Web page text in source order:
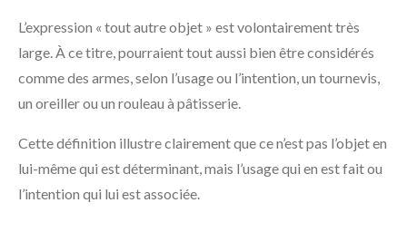
L’expression « tout autre objet » est volontairement très
large. À ce titre, pourraient tout aussi bien être considérés
comme des armes, selon l’usage ou l’intention, un tournevis,
un oreiller ou un rouleau à pâtisserie.
Cette définition illustre clairement que ce n’est pas l’objet en
lui-même qui est déterminant, mais l’usage qui en est fait ou
l’intention qui lui est associée.